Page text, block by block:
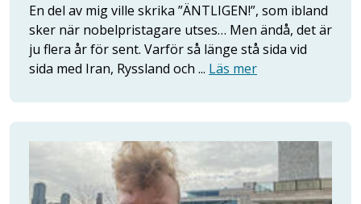
En del av mig ville skrika ”ÄNTLIGEN!”, som ibland
sker när nobelpristagare utses… Men ändå, det är
ju flera år för sent. Varför så länge stå sida vid
sida med Iran, Ryssland och ... Läs mer